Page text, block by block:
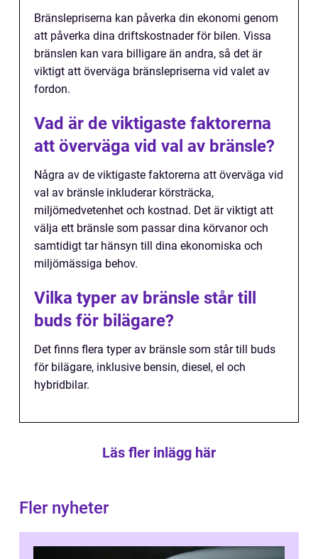
Bränslepriserna kan påverka din ekonomi genom
att påverka dina driftskostnader för bilen. Vissa
bränslen kan vara billigare än andra, så det är
viktigt att överväga bränslepriserna vid valet av
fordon.
Vad är de viktigaste faktorerna
att överväga vid val av bränsle?
Några av de viktigaste faktorerna att överväga vid
val av bränsle inkluderar körsträcka,
miljömedvetenhet och kostnad. Det är viktigt att
välja ett bränsle som passar dina körvanor och
samtidigt tar hänsyn till dina ekonomiska och
miljömässiga behov.
Vilka typer av bränsle står till
buds för bilägare?
Det finns flera typer av bränsle som står till buds
för bilägare, inklusive bensin, diesel, el och
hybridbilar.
Läs fler inlägg här
Fler nyheter